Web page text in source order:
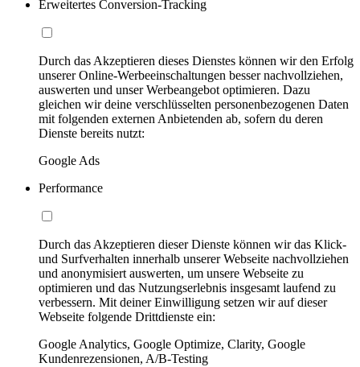
Erweitertes Conversion-Tracking
Durch das Akzeptieren dieses Dienstes können wir den Erfolg
unserer Online-Werbeeinschaltungen besser nachvollziehen,
auswerten und unser Werbeangebot optimieren. Dazu
gleichen wir deine verschlüsselten personenbezogenen Daten
mit folgenden externen Anbietenden ab, sofern du deren
Dienste bereits nutzt:
Google Ads
Performance
Durch das Akzeptieren dieser Dienste können wir das Klick-
und Surfverhalten innerhalb unserer Webseite nachvollziehen
und anonymisiert auswerten, um unsere Webseite zu
optimieren und das Nutzungserlebnis insgesamt laufend zu
verbessern. Mit deiner Einwilligung setzen wir auf dieser
Webseite folgende Drittdienste ein:
Google Analytics, Google Optimize, Clarity, Google
Kundenrezensionen, A/B-Testing